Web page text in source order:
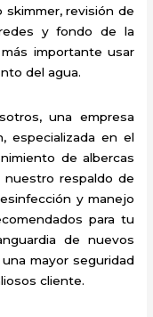
skimmer, revisión de
y fondo de la
importante usar
del agua.
una empresa
especializada en el
de albercas
respaldo de
y manejo
para tu
de nuevos
mayor seguridad
cliente.